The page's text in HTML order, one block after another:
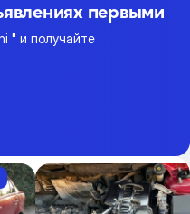
первыми
" и получайте